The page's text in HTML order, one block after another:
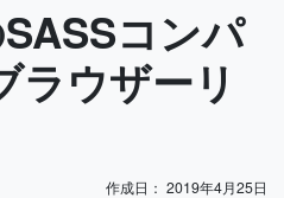
コンパ
ラウザーリ
作成日： 2019年4月25日